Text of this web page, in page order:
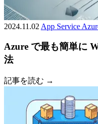
2024.11.02 App Service
Azure で最も簡単に
法
記事を読む →